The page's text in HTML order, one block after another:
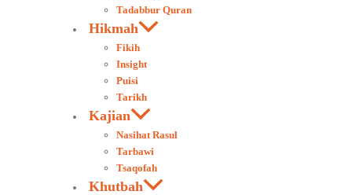
Tadabbur Quran
Hikmah
Fikih
Insight
Puisi
Tarikh
Kajian
Nasihat Rasul
Tarbawi
Tsaqofah
Khutbah